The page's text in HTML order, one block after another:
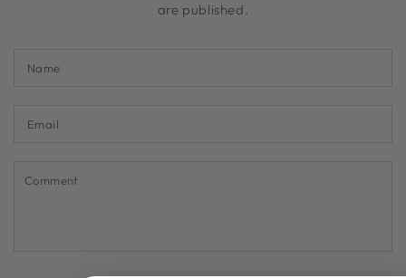
are published.
Name
Email
Comment